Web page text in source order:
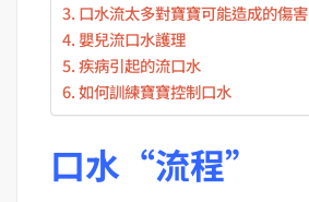
口水流太多對寶寶可能造成的傷害
嬰兒流口水護理
疾病引起的流口水
如何訓練寶寶控制口水
口水“流程”